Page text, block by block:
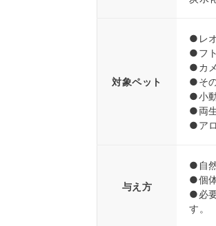
対象ペット
●レ
●フ
●カ
●そ
●小
●両
●ア
与え方
●自
●個
●必
す。